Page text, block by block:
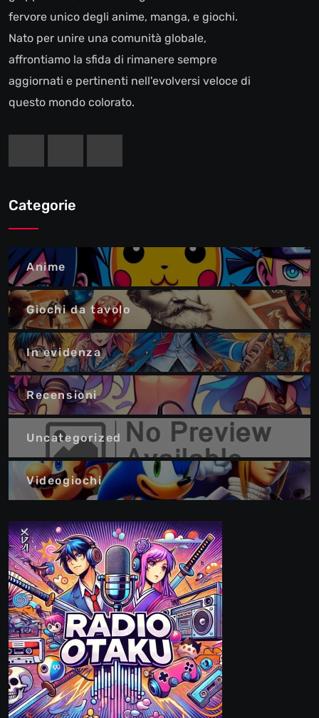
fervore unico degli anime, manga, e giochi.
Nato per unire una comunità globale,
affrontiamo la sfida di rimanere sempre
aggiornati e pertinenti nell'evolversi veloce di
questo mondo colorato.
Categorie
Anime
Giochi da tavolo
In evidenza
Recensioni
Uncategorized
Videogiochi